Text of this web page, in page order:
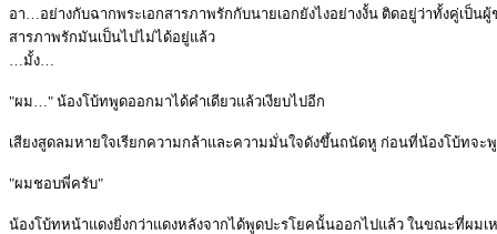
อา…อย่างกับฉากพระเอกสารภาพรักกับนายเอกยังไงอย่างงั้น ติดอยู่ว่าทั้งคู่เป็น
สารภาพรักมันเป็นไปไม่ได้อยู่แล้ว
…มั้ง…
"ผม…" น้องโบ้ทพูดออกมาได้คำเดียวแล้วเงียบไปอีก
เสียงสูดลมหายใจเรียกความกล้าและความมั่นใจดังขึ้นถนัดหู ก่อนที่น้องโบ้ทจะ
"ผมชอบพี่ครับ"
น้องโบ้ทหน้าแดงยิ่งกว่าแดงหลังจากได้พูดปะรโยคนั้นออกไปแล้ว ในขณะที่ผมเ